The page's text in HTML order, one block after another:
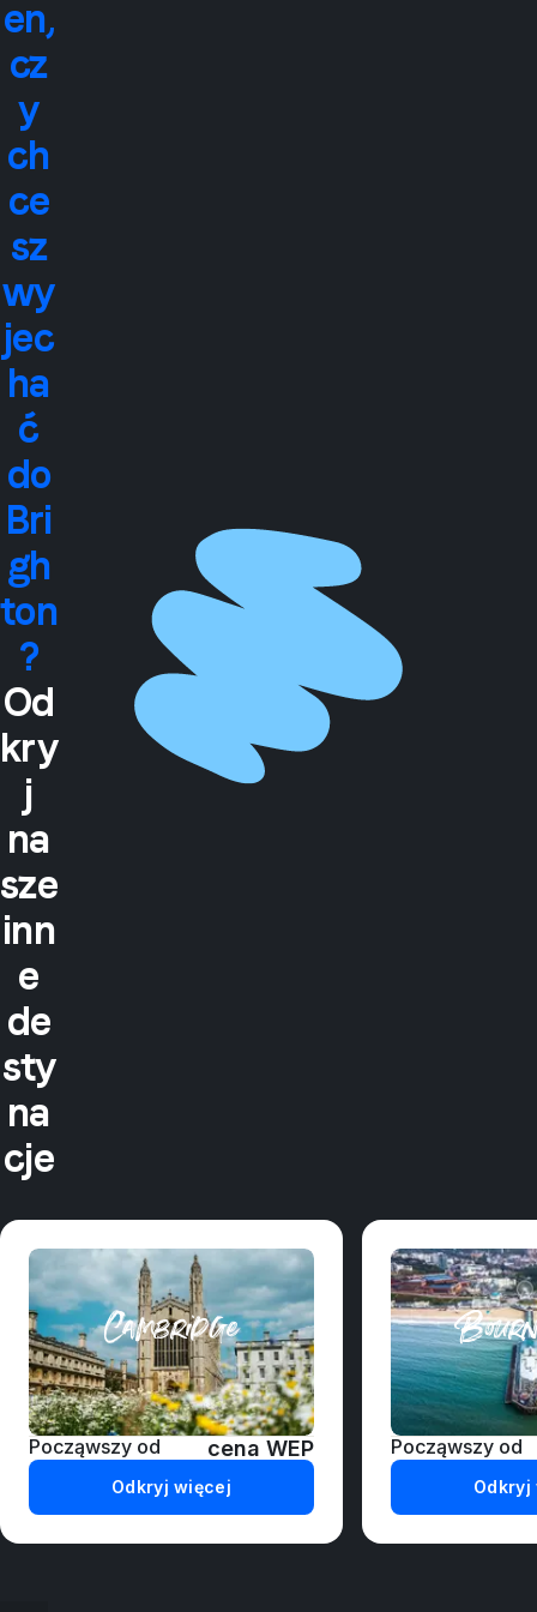
en,
cz
y
ch
ce
sz
wy
jec
ha
ć
do
Bri
gh
ton
?
Od
kry
j
na
sze
inn
e
de
sty
na
cje
Cambridge
Począwszy od cena WEP
Odkryj więcej
Począwszy od
Odkryj